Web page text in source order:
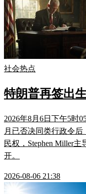
社会热点
特朗普再签出
2026年8月6日下午5时
月已否决同类行政令
民权，Stephen Miller
开。
2026-08-06 21:38